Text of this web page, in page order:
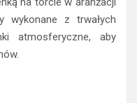
wykonane z trwałych
atmosferyczne, aby